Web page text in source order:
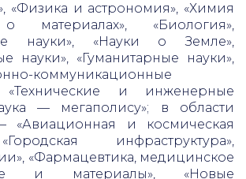
«Физика и астрономия», «Химия
«Биология»,
науки», «Науки о Земле»,
науки», «Гуманитарные науки»,
коммуникационные
«Технические и инженерные
— мегаполису»; в области
«Авиационная и космическая
инфраструктура»,
«Фармацевтика, медицинское
и материалы», «Новые